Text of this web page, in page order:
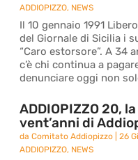
ADDIOPIZZO, NEWS
Il 10 gennaio 1991
del Giornale di Sicilia i
“Caro estorsore”. A 34
c’è chi continua a
denunciare oggi non
ADDIOPIZZO 20,
vent’anni di
daComitato Addiopizzo |26
ADDIOPIZZO, NEWS